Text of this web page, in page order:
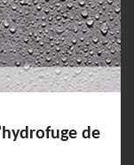
de